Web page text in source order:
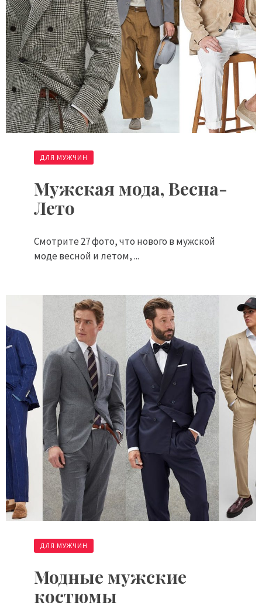
ДЛЯ МУЖЧИН
Мужская мода, Весна-
Лето
Смотрите 27 фото, что нового в мужской
моде весной и летом, ...
ДЛЯ МУЖЧИН
Модные мужские
костюмы